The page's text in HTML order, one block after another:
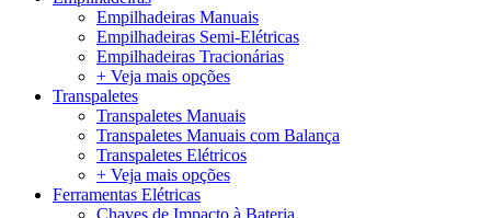
Empilhadeiras Manuais
Empilhadeiras Semi-Elétricas
Empilhadeiras Tracionárias
+ Veja mais opções
Transpaletes
Transpaletes Manuais
Transpaletes Manuais com Balança
Transpaletes Elétricos
+ Veja mais opções
Ferramentas Elétricas
Chaves de Impacto à Bateria